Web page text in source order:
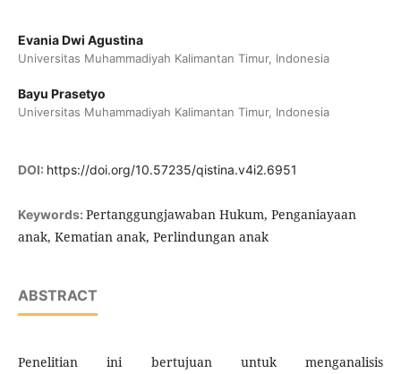
Evania Dwi Agustina
Universitas Muhammadiyah Kalimantan Timur, Indonesia
Bayu Prasetyo
Universitas Muhammadiyah Kalimantan Timur, Indonesia
DOI: https://doi.org/10.57235/qistina.v4i2.6951
Keywords: Pertanggungjawaban Hukum, Penganiayaan
anak, Kematian anak, Perlindungan anak
ABSTRACT
Penelitian ini bertujuan untuk menganalisis